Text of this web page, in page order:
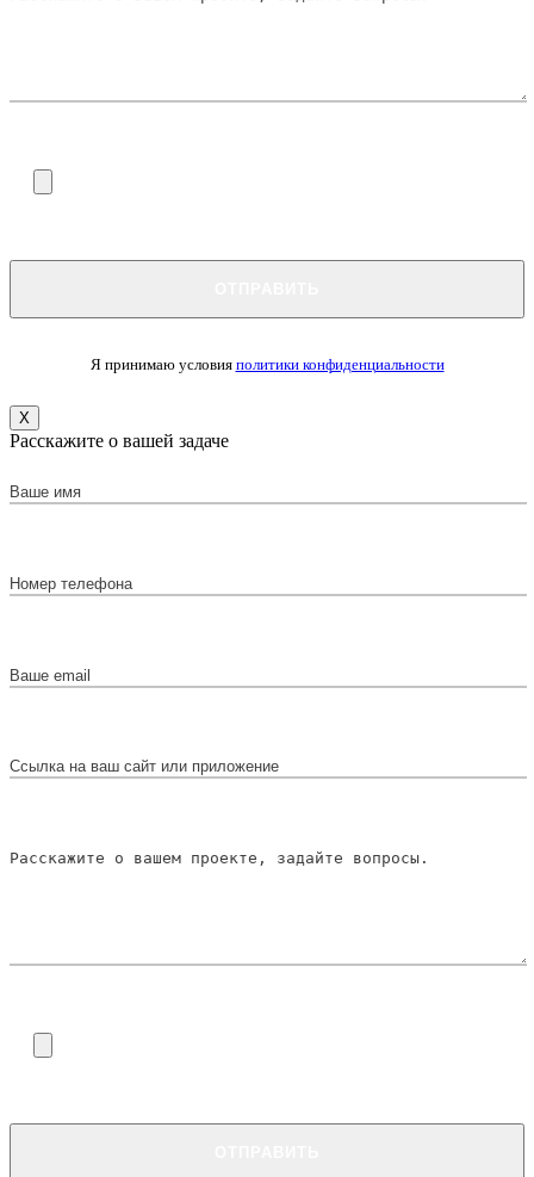
Я принимаю условия политики конфиденциальности
X
Расскажите о вашей задаче